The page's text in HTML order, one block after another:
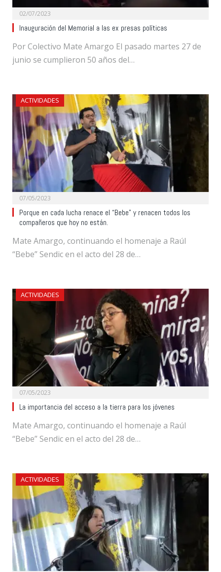
02/07/2023
Inauguración del Memorial a las ex presas políticas
Por Colectivo Mate Amargo El pasado martes 27 de
junio se cumplieron 50 años del…
ACTIVIDADES
07/05/2023
Porque en cada lucha renace el “Bebe” y renacen todos los
compañeros que hoy no están.
Mate Amargo, continuando el homenaje a Raúl
“Bebe” Sendic en el acto del 28 de…
ACTIVIDADES
07/05/2023
La importancia del acceso a la tierra para los jóvenes
Mate Amargo, continuando el homenaje a Raúl
“Bebe” Sendic en el acto del 28 de…
ACTIVIDADES